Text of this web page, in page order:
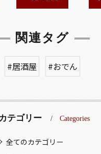
関連タグ
#居酒屋 #おでん
テゴリー Categories
全てのカテゴリー